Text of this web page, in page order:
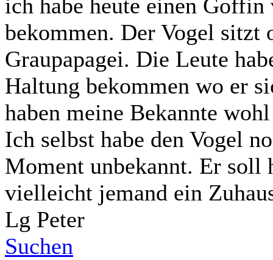
ich habe heute einen Goffin
bekommen. Der Vogel sitzt
Graupapagei. Die Leute
Haltung bekommen wo er
haben meine Bekannte
Ich selbst habe den Vogel
Moment unbekannt. Er soll
vielleicht jemand ein
Lg Peter
Suchen